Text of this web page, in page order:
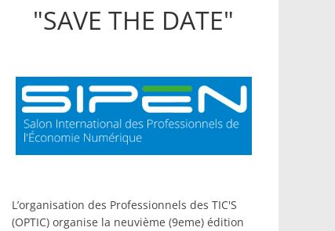
"SAVE THE DATE"
L’organisation des Professionnels des TIC'S
(OPTIC) organise la neuvième (9eme) édition